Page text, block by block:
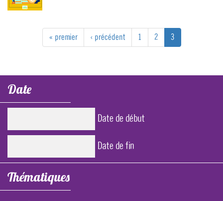
« premier ‹ précédent 1 2 3
Date
Date de début
Date de fin
Thématiques